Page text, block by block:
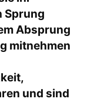
Sprung
Absprung
mitnehmen
und sind